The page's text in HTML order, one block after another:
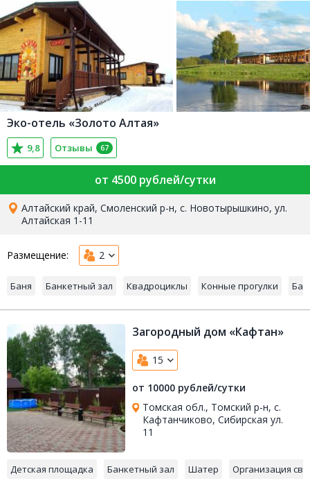
Эко-отель «Золото Алтая»
9,8 Отзывы 67
от 4500 рублей/сутки
Алтайский край, Смоленский р-н, с. Новотырышкино, ул.
Алтайская 1-11
Размещение: 2
Баня Банкетный зал Квадроциклы Конные прогулки
Загородный дом «Кафтан»
15
от 10000 рублей/сутки
Томская обл., Томский р-н, с.
Кафтанчиково, Сибирская ул.
11
Детская площадка Банкетный зал Шатер Организация